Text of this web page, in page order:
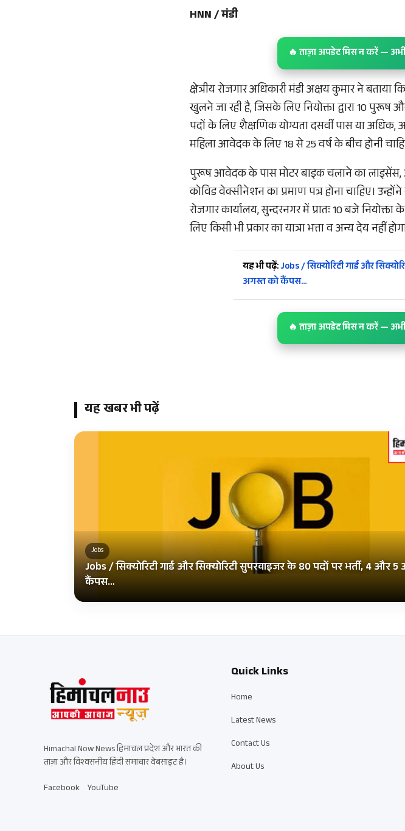
HNN / मंडी
🔥 ताज़ा अपडेट मिस न करें —
क्षेत्रीय रोजगार अधिकारी मंडी अक्षय कुमार ने बताया
खुलने जा रही है, जिसके लिए नियोक्ता द्वारा 10
पदों के लिए शैक्षणिक योग्यता दसवीं पास या
महिला आवेदक के लिए 18 से 25 वर्ष के बीच होनी
पुरूष आवेदक के पास मोटर बाइक चलाने का लाइसेंस,
कोविड वेक्सीनेशन का प्रमाण पत्र होना चाहिए।
रोजगार कार्यालय, सुन्दरनगर में प्रातः 10 बजे
लिए किसी भी प्रकार का यात्रा भत्ता व अन्य देय नहीं
यह भी पढ़ें:Jobs / सिक्योरिटी गार्ड और
अगस्त को कैंपस…
🔥 ताज़ा अपडेट मिस न करें —
यह खबर भी पढ़ें
Jobs
Jobs / सिक्योरिटी गार्ड और सिक्योरिटी सुपरवाइजर के 80 पदों पर भर्ती, 4 और
कैंपस…
Himachal Now News हिमाचल प्रदेश और भारत की
ताज़ा और विश्वसनीय हिंदी समाचार वेबसाइट है।
Facebook YouTube
Quick Links
Home
Latest News
Contact Us
About Us